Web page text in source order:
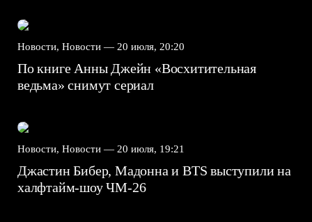
Новости, Новости — 20 июля, 20:20
По книге Анны Джейн «Восхитительная
ведьма» снимут сериал
Новости, Новости — 20 июля, 19:21
Джастин Бибер, Мадонна и BTS выступили на
халфтайм-шоу ЧМ-26